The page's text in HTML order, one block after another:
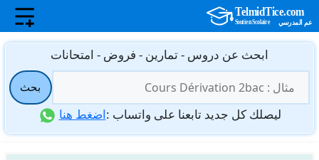
انتقل
المحتوى
ابحث عن دروس - تمارين - فروض - امتحانات
عن:
بحث
ليصلك كل جديد تابعنا على واتساب :اضغط هنا